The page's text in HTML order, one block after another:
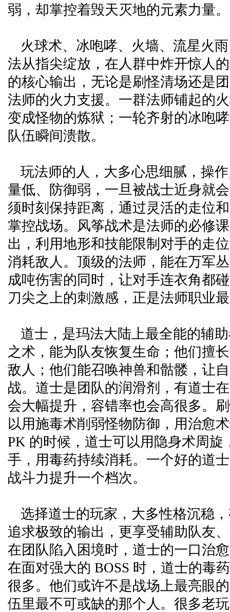
弱，却掌控着毁天灭地的元素力量。
火球术、冰咆哮、火墙、流星火
法从指尖绽放，在人群中炸开惊人
的核心输出，无论是刷怪清场还是
法师的火力支援。一群法师铺起的
变成怪物的炼狱；一轮齐射的冰咆
队伍瞬间溃散。
玩法师的人，大多心思细腻，操
量低、防御弱，一旦被战士近身就
须时刻保持距离，通过灵活的走位
掌控战场。风筝战术是法师的必修
出，利用地形和技能限制对手的走
消耗敌人。顶级的法师，能在万军
成吨伤害的同时，让对手连衣角都
刀尖之上的刺激感，正是法师职业
道士，是玛法大陆上最全能的辅
之术，能为队友恢复生命；他们擅
敌人；他们能召唤神兽和骷髅，让
战。道士是团队的润滑剂，有道士
会大幅提升，容错率也会高很多。
以用施毒术削弱怪物防御，用治愈
PK 的时候，道士可以用隐身术周旋
手，用毒药持续消耗。一个好的道
战斗力提升一个档次。
选择道士的玩家，大多性格沉稳
追求极致的输出，更享受辅助队友
在团队陷入困境时，道士的一口治
在面对强大的 BOSS 时，道士的毒
很多。他们或许不是战场上最亮眼
伍里最不可或缺的那个人。很多老